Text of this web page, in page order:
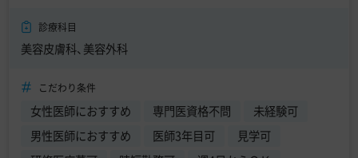
診療科目
美容皮膚科、美容外科
こだわり条件
女性医師におすすめ 専門医資格不問
未経験可
男性医師におすすめ
医師3年目可
見学可